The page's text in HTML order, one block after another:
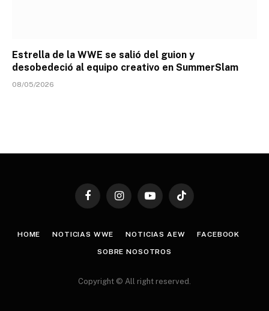
Estrella de la WWE se salió del guion y
desobedeció al equipo creativo en SummerSlam
08/05/2026
FacebookInstagramYouTubeTikTok
HOME NOTICIAS WWE NOTICIAS AEW FACEBOOK
SOBRE NOSOTROS
Copyright © All right reserved.